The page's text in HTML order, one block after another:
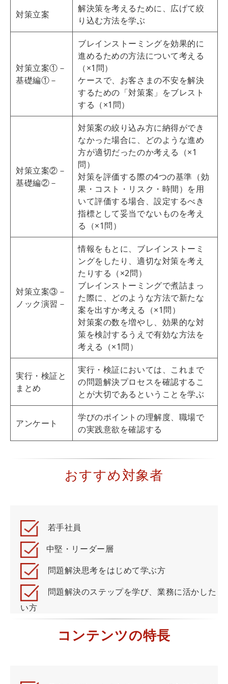
対策立案
解決策を考えるために、広げて絞
り込む方法を学ぶ
対策立案①－
基礎編①－
ブレインストーミングを効果的に
進めるための方法について考える
（×1問）
ケースで、お客さまの不安を解決
するための「対策案」をブレスト
する（×1問）
対策立案②－
基礎編②－
対策案の絞り込み方に納得ができ
なかった場合に、どのような進め
方が適切だったのか考える（×1
問）
対策を評価する際の4つの基準（効
果・コスト・リスク・時間）を用
いて評価する場合、設定するべき
指標として妥当でないものを考え
る（×1問）
対策立案③－
ノック演習－
情報をもとに、ブレインストーミ
ングをしたり、適切な対策を考え
たりする（×2問）
ブレインストーミングで煮詰まっ
た際に、どのような方法で新たな
案を出すか考える（×1問）
対策案の数を増やし、効果的な対
策を検討するうえで有効な方法を
考える（×1問）
実行・検証と
まとめ
実行・検証においては、これまで
の問題解決プロセスを確認するこ
とが大切であるということを学ぶ
アンケート
学びのポイントの理解度、職場で
の実践意欲を確認する
おすすめ対象者
若手社員
中堅・リーダー層
問題解決思考をはじめて学ぶ方
問題解決のステップを学び、業務に活かした
い方
コンテンツの特長